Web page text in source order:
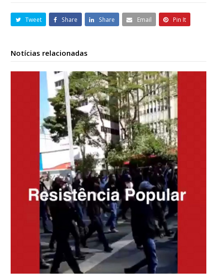
Tweet Share Share Email Pin It
Notícias relacionadas